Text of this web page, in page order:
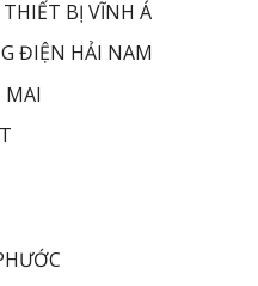
BỊ VĨNH Á
ĐIỆN HẢI NAM
MAI